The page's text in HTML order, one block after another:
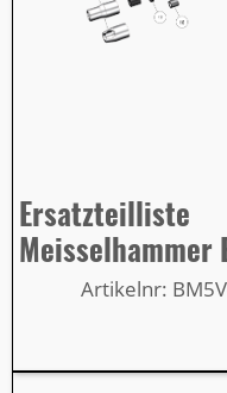
Ersatzteilliste
Meisselhammer
Artikelnr: